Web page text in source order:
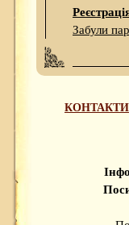
Забули
КОНТАКТИ